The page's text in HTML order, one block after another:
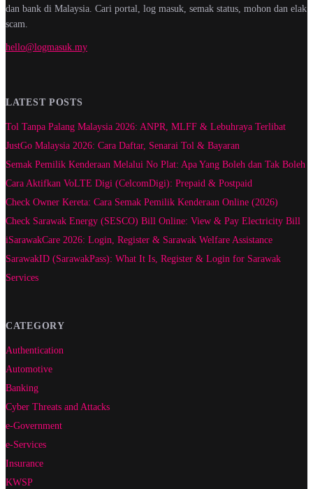
dan bank di Malaysia. Cari portal, log masuk, semak status, mohon dan elak
scam.
hello@logmasuk.my
LATEST POSTS
Tol Tanpa Palang Malaysia 2026: ANPR, MLFF & Lebuhraya Terlibat
JustGo Malaysia 2026: Cara Daftar, Senarai Tol & Bayaran
Semak Pemilik Kenderaan Melalui No Plat: Apa Yang Boleh dan Tak Boleh
Cara Aktifkan VoLTE Digi (CelcomDigi): Prepaid & Postpaid
Check Owner Kereta: Cara Semak Pemilik Kenderaan Online (2026)
Check Sarawak Energy (SESCO) Bill Online: View & Pay Electricity Bill
iSarawakCare 2026: Login, Register & Sarawak Welfare Assistance
SarawakID (SarawakPass): What It Is, Register & Login for Sarawak
Services
CATEGORY
Authentication
Automotive
Banking
Cyber Threats and Attacks
e-Government
e-Services
Insurance
KWSP